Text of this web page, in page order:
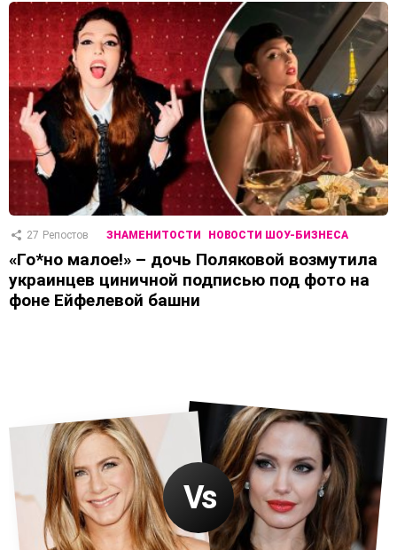
27 Репостов ЗНАМЕНИТОСТИ НОВОСТИ ШОУ-БИЗНЕСА
«Го*но малое!» – дочь Поляковой возмутила
украинцев циничной подписью под фото на
фоне Ейфелевой башни